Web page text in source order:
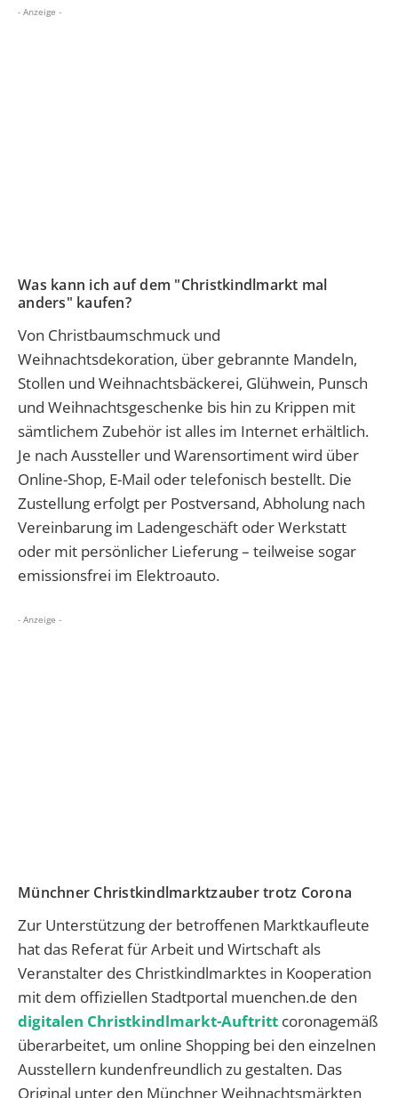
- Anzeige -
Was kann ich auf dem "Christkindlmarkt mal
anders" kaufen?
Von Christbaumschmuck und
Weihnachtsdekoration, über gebrannte Mandeln,
Stollen und Weihnachtsbäckerei, Glühwein, Punsch
und Weihnachtsgeschenke bis hin zu Krippen mit
sämtlichem Zubehör ist alles im Internet erhältlich.
Je nach Aussteller und Warensortiment wird über
Online-Shop, E-Mail oder telefonisch bestellt. Die
Zustellung erfolgt per Postversand, Abholung nach
Vereinbarung im Ladengeschäft oder Werkstatt
oder mit persönlicher Lieferung – teilweise sogar
emissionsfrei im Elektroauto.
- Anzeige -
Münchner Christkindlmarktzauber trotz Corona
Zur Unterstützung der betroffenen Marktkaufleute
hat das Referat für Arbeit und Wirtschaft als
Veranstalter des Christkindlmarktes in Kooperation
mit dem offiziellen Stadtportal muenchen.de den
digitalen Christkindlmarkt-Auftritt coronagemäß
überarbeitet, um online Shopping bei den einzelnen
Ausstellern kundenfreundlich zu gestalten. Das
Original unter den Münchner Weihnachtsmärkten